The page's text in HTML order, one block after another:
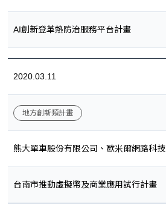
AI創新登革熱防治服務平台計畫
2020.03.11
地方創新類計畫
熊大單車股份有限公司、歐米爾網路科技
台南市推動虛擬幣及商業應用試行計畫